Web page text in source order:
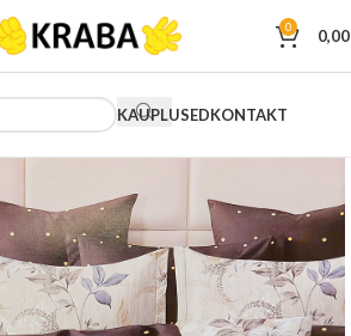
0
KAUPLUSEDKONTAKT